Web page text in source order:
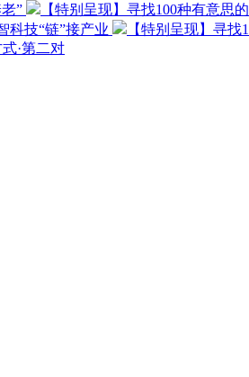
” 【特别呈现】寻找100种有意思
科技“链”接产业
【特别呈现】寻
·第二对